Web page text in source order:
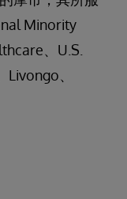
Minority
、U.S.
、